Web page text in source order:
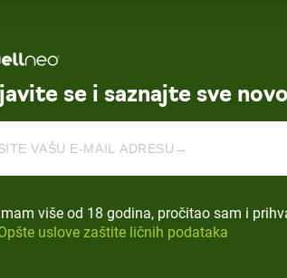
se i saznajte sve
više od 18 godina, pročitao sam i
uslove zaštite ličnih podataka